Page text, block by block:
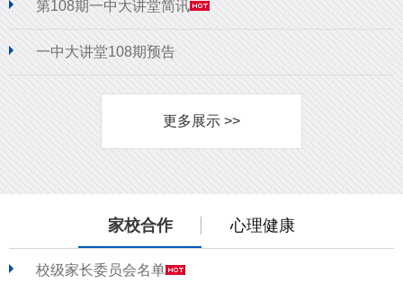
第108期一中大讲堂简讯
一中大讲堂108期预告
更多展示 >>
家校合作 心理健康
校级家长委员会名单